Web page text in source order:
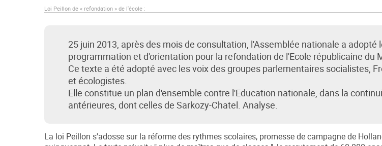
Loi Peillon de « refondation » de l'école :
25 juin 2013, après des mois de consultation, l'Assemblée nationale a adopté
programmation et d'orientation pour la refondation de l'Ecole républicaine du
Ce texte a été adopté avec les voix des groupes parlementaires socialistes,
et écologistes.
Elle constitue un plan d'ensemble contre l'Education nationale, dans la
antérieures, dont celles de Sarkozy-Chatel. Analyse.
La loi Peillon s'adosse sur la réforme des rythmes scolaires, promesse de campagne de